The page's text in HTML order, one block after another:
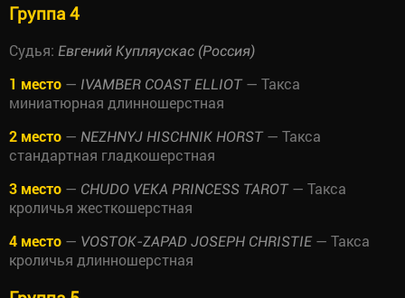
Группа 4
Судья: Евгений Купляускас (Россия)
1 место — IVAMBER COAST ELLIOT— Такса
миниатюрная длинношерстная
2 место — NEZHNYJ HISCHNIK HORST— Такса
стандартная гладкошерстная
3 место — CHUDO VEKA PRINCESS TAROT— Такса
кроличья жесткошерстная
4 место — VOSTOK-ZAPAD JOSEPH CHRISTIE — Такса
кроличья длинношерстная